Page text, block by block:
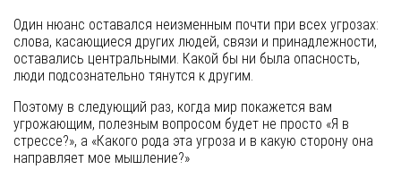
Один нюанс оставался неизменным почти при всех угрозах:
слова, касающиеся других людей, связи и принадлежности,
оставались центральными. Какой бы ни была опасность,
люди подсознательно тянутся к другим.
Поэтому в следующий раз, когда мир покажется вам
угрожающим, полезным вопросом будет не просто «Я в
стрессе?», а «Какого рода эта угроза и в какую сторону она
направляет мое мышление?»